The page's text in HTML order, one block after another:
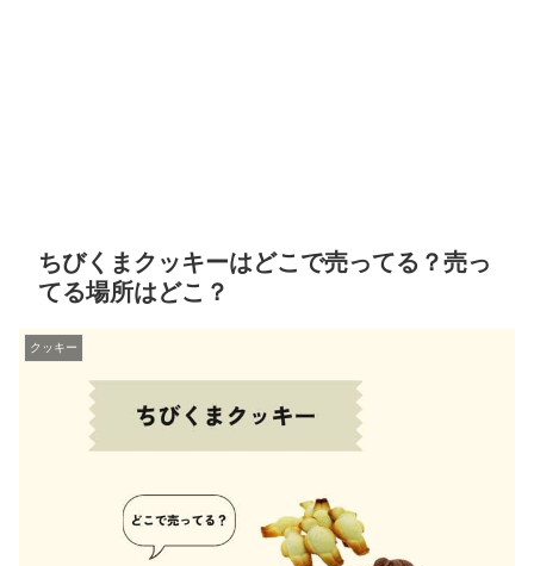
ちびくまクッキーはどこで売ってる？売っ
てる場所はどこ？
クッキー